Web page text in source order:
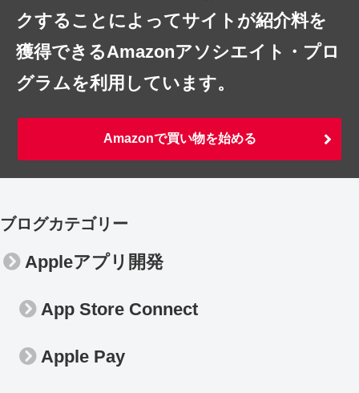
クすることによってサイトが紹介料を
獲得できるAmazonアソシエイト・プロ
グラムを利用しています。
Amazonで買い物を始める
ブログカテゴリー
Appleアプリ開発
App Store Connect
Apple Pay